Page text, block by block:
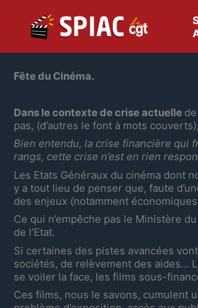
contenu
Fête du Cinéma.
Dans le contexte de crise actuelle
pas, (d’autres le font à mots
Bien entendu, la crise financière qui
rangs, cette crise n’est en rien
Les Etats Généraux du cinéma dont
y a tout lieu de penser que, faute
des enjeux (notamment
Ce qui n’empêche pas le Ministère
de l’Etat.
Si certaines des pistes avancées
sociétés, de relèvement des aides…
se voiler la face, les films sous-
Ces films, nous le savons, cumulent